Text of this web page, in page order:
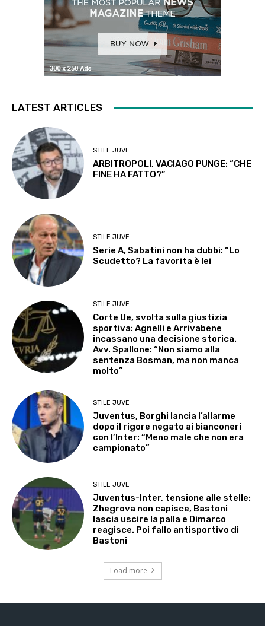
LATEST ARTICLES
STILE JUVE
ARBITROPOLI, VACIAGO PUNGE: “CHE
FINE HA FATTO?”
STILE JUVE
Serie A, Sabatini non ha dubbi: “Lo
Scudetto? La favorita è lei
STILE JUVE
Corte Ue, svolta sulla giustizia
sportiva: Agnelli e Arrivabene
incassano una decisione storica.
Avv. Spallone: “Non siamo alla
sentenza Bosman, ma non manca
molto”
STILE JUVE
Juventus, Borghi lancia l’allarme
dopo il rigore negato ai bianconeri
con l’Inter: “Meno male che non era
campionato”
STILE JUVE
Juventus-Inter, tensione alle stelle:
Zhegrova non capisce, Bastoni
lascia uscire la palla e Dimarco
reagisce. Poi fallo antisportivo di
Bastoni
Load more